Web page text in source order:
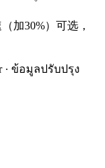
加30%）可选，
· ข้อมูลปรับปรุง